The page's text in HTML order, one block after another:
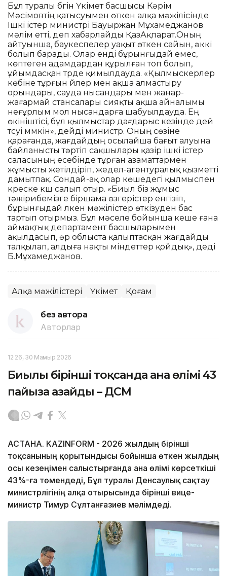
Бұл туралы бүгін Үкімет басшысы Кәрім
Мәсімовтің қатысуымен өткен алқа мәжілісінде
Ішкі істер министрі Бауыржан Мұхамеджанов
мәлім етті, деп хабарлайды ҚазАқпарат.Оның
айтуынша, баукеспелер уақыт өткен сайын, әккі
болып барады. Олар енді бұрынғыдай емес,
көптеген адамдардан құрылған топ болып,
ұйымдасқан түрде қимылдауда. «Қылмыскерлер
көбіне тұрғын үйлер мен ақша алмастыру
орындары, сауда нысандары мен жанар-
жағармай стансалары сияқты ақша айналымы
неғұрлым мол нысандарға шабуылдауда. Ең
өкініштісі, бұл қылмыстар дағдарыс кезінде үдей
түсуі мүмкін», дейді министр. Оның сөзіне
қарағанда, жағдайдың осылайша бағыт алуына
байланысты тәртіп сақшылары қазір ішкі істер
саласының есебінде тұрған азаматтармен
жұмысты жетілдіріп, жедел-агентуралық қызметті
дамытпақ. Сондай-ақ олар көшедегі қылмыспен
күреске күш салып отыр. «Биыл біз жұмыс
тәжірибемізге біршама өзгерістер енгізіп,
бұрынғыдай үлкен мәжілістер өткізуден бас
тартып отырмыз. Бұл мәселе бойынша кеше ғана
аймақтық департамент басшыларымен
ақылдасып, әр облыста қалыптасқан жағдайды
талқылап, алдыға нақты міндеттер қойдық», деді
Б.Мұхамеджанов.
Алқа мәжілістері Үкімет Қоғам
без автора
Авторлар
12:26, 30 Мамыр 2026
Биылғы бірінші тоқсанда ана өлімі 43
пайызға азайды – ДСМ
АСТАНА. KAZINFORM - 2026 жылдың бірінші
тоқсанының қорытындысы бойынша өткен жылдың
осы кезеңімен салыстырғанда ана өлімі көрсеткіші
43%-ға төмендеді, Бұл туралы Денсаулық сақтау
министрлігінің алқа отырысында бірінші вице-
министр Тимур Сұлтанғазиев мәлімдеді.